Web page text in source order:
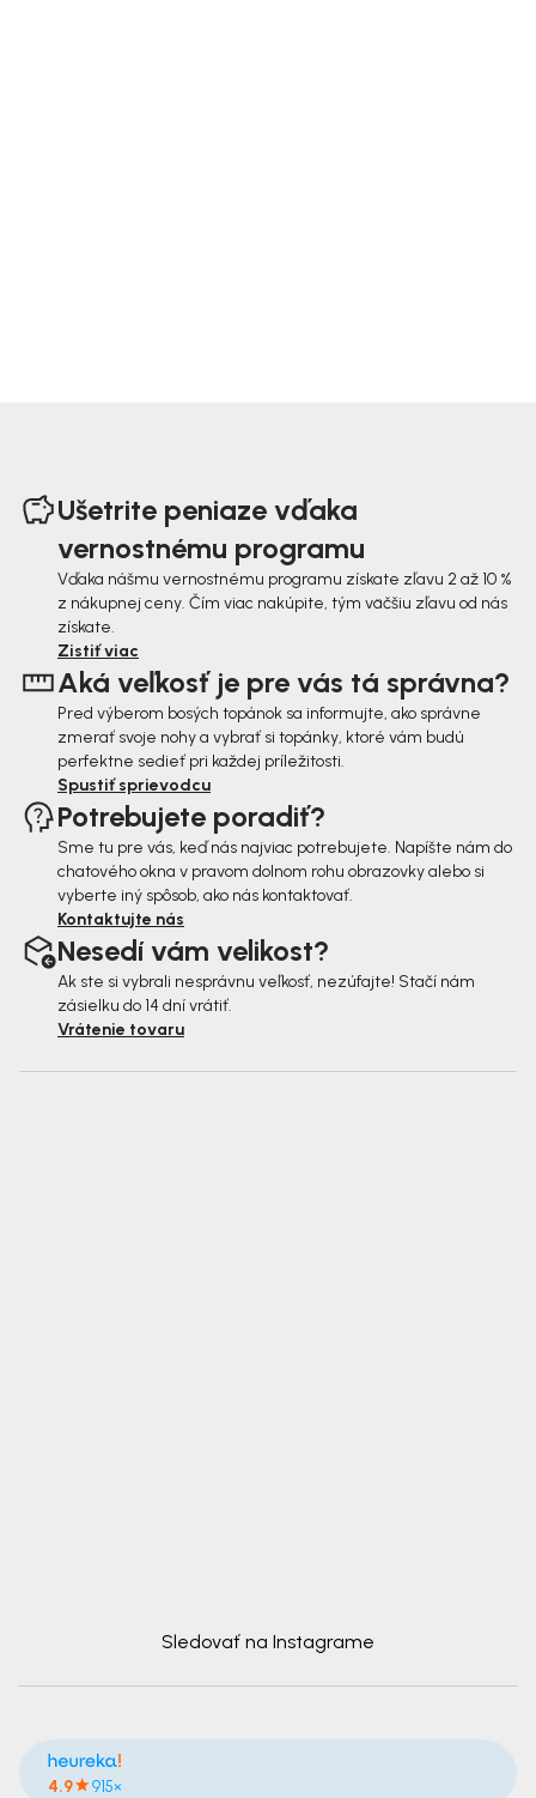
Ušetrite peniaze vďaka
vernostnému programu
Vďaka nášmu vernostnému programu získate zľavu 2 až 10 %
z nákupnej ceny. Čím viac nakúpite, tým väčšiu zľavu od nás
získate.
Zistiť viac
Aká veľkosť je pre vás tá správna?
Pred výberom bosých topánok sa informujte, ako správne
zmerať svoje nohy a vybrať si topánky, ktoré vám budú
perfektne sedieť pri každej príležitosti.
Spustiť sprievodcu
Potrebujete poradiť?
Sme tu pre vás, keď nás najviac potrebujete. Napíšte nám do
chatového okna v pravom dolnom rohu obrazovky alebo si
vyberte iný spôsob, ako nás kontaktovať.
Kontaktujte nás
Nesedí vám velikost?
Ak ste si vybrali nesprávnu veľkosť, nezúfajte! Stačí nám
zásielku do 14 dní vrátiť.
Vrátenie tovaru
Sledovať na Instagrame
4.9 915×